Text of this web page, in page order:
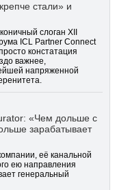
стали» и
слоган XII
ICL Partner Connect
констатация
важнее,
напряженной
«Чем дольше с
зарабатывает
её канальной
ею направления
генеральный